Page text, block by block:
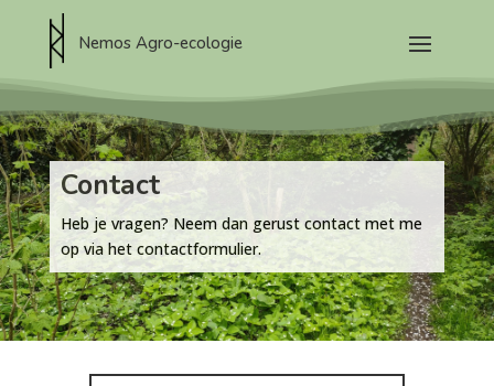
Nemos Agro-ecologie
Contact
Heb je vragen? Neem dan gerust contact met me
op via het contactformulier.